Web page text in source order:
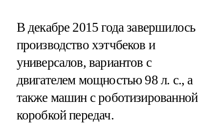
В декабре 2015 года завершилось
производство хэтчбеков и
универсалов, вариантов с
двигателем мощностью 98 л. с., а
также машин с роботизированной
коробкой передач.